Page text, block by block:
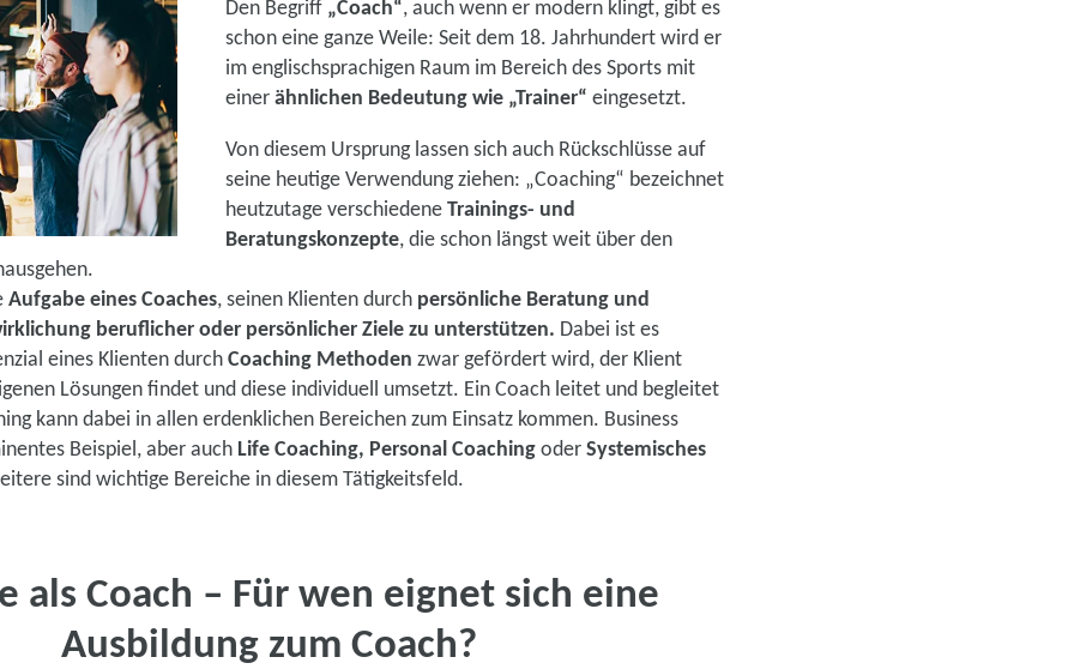
Den Begriff „Coach“, auch wenn er modern klingt, gibt es
schon eine ganze Weile: Seit dem 18. Jahrhundert wird er
im englischsprachigen Raum im Bereich des Sports mit
einer ähnlichen Bedeutung wie „Trainer“ eingesetzt.
Von diesem Ursprung lassen sich auch Rückschlüsse auf
seine heutige Verwendung ziehen: „Coaching“ bezeichnet
heutzutage verschiedene Trainings- und
Beratungskonzepte, die schon längst weit über den
Aufgabe eines Coaches, seinen Klienten durch persönliche Beratung und
beruflicher oder persönlicher Ziele zu unterstützen. Dabei ist es
eines Klienten durch Coaching Methoden zwar gefördert wird, der Klient
Lösungen findet und diese individuell umsetzt. Ein Coach leitet und begleitet
kann dabei in allen erdenklichen Bereichen zum Einsatz kommen. Business
Beispiel, aber auch Life Coaching, Personal Coaching oder Systemisches
sind wichtige Bereiche in diesem Tätigkeitsfeld.
als Coach – Für wen eignet sich eine
Ausbildung zum Coach?